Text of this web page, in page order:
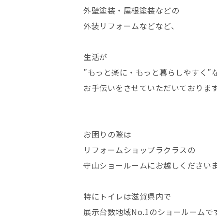
外壁塗装・屋根塗装などの
外装リフォームなどなど、
生活が
”もっと楽に・もっと暮らしやすく”
お手伝いをさせていただいております
お困りの際は
リフォームショップラクラスの
守山ショールームにお越しください
特にトイレは滋賀県内で
展示台数地域No.1のショールームで